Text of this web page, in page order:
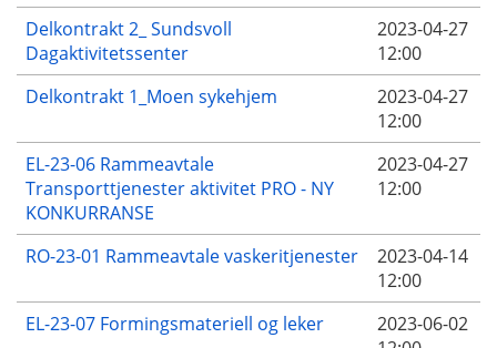
Delkontrakt 2_ Sundsvoll
Dagaktivitetssenter
2023-04-27
12:00
Delkontrakt 1_Moen sykehjem
2023-04-27
12:00
EL-23-06 Rammeavtale
Transporttjenester aktivitet PRO - NY
KONKURRANSE
2023-04-27
12:00
RO-23-01 Rammeavtale vaskeritjenester
2023-04-14
12:00
EL-23-07 Formingsmateriell og leker
2023-06-02